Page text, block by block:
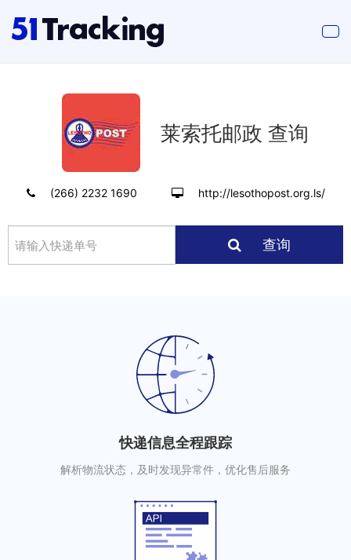
莱索托邮政 查询
(266) 2232 1690 http://lesothopost.org.ls/
查询
快递信息全程跟踪
解析物流状态，及时发现异常件，优化售后服务